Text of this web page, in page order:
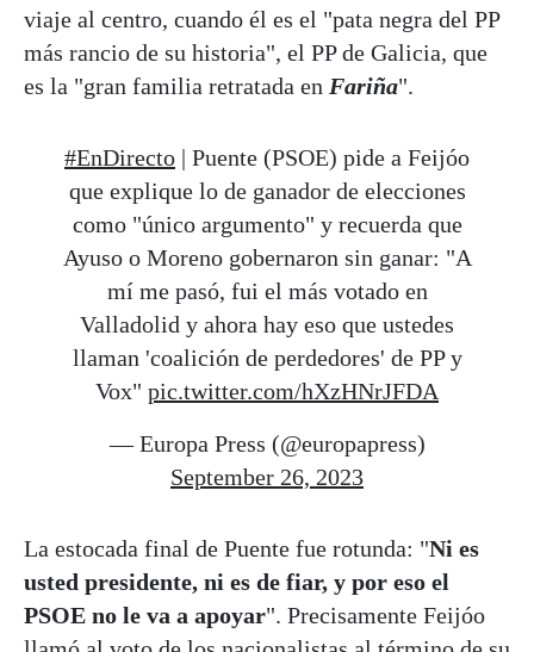
viaje al centro, cuando él es el "pata negra del PP
más rancio de su historia", el PP de Galicia, que
es la "gran familia retratada en Fariña".
#EnDirecto | Puente (PSOE) pide a Feijóo
que explique lo de ganador de elecciones
como "único argumento" y recuerda que
Ayuso o Moreno gobernaron sin ganar: "A
mí me pasó, fui el más votado en
Valladolid y ahora hay eso que ustedes
llaman 'coalición de perdedores' de PP y
Vox" pic.twitter.com/hXzHNrJFDA
— Europa Press (@europapress)
September 26, 2023
La estocada final de Puente fue rotunda: "Ni es
usted presidente, ni es de fiar, y por eso el
PSOE no le va a apoyar". Precisamente Feijóo